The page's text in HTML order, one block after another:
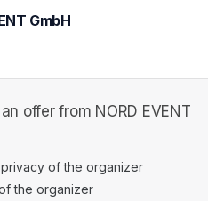
GmbH
offer from NORD EVENT
in a new tab)of the organizer
the organizer